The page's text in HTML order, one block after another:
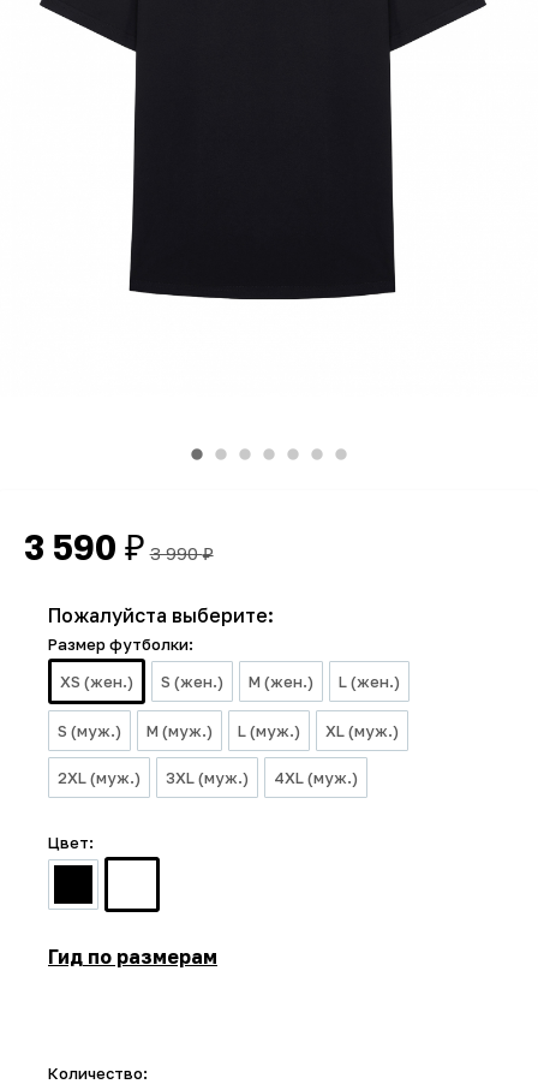
3 590 ₽ 3 990₽
Пожалуйста выберите:
Размер футболки:
XS (жен.)
S (жен.) M (жен.) L (жен.)
S (муж.) M (муж.) L (муж.) XL (муж.)
2XL (муж.) 3XL (муж.) 4XL (муж.)
Цвет:
Гид по размерам
Количество: